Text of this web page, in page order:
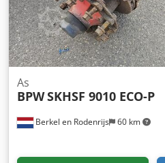
Berkel en Rodenrijs 60 km
As
BPWSKHSF 9010 ECO-P